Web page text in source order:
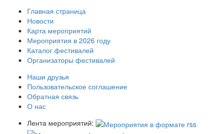
Главная страница
Новости
Карта мероприятий
Мероприятия в 2026 году
Каталог фестивалей
Организаторы фестивалей
Наши друзья
Пользовательское соглашение
Обратная связь
О нас
Лента мероприятий: